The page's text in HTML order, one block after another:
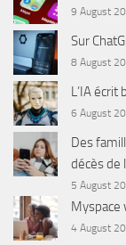
9 August
Sur
8 August
L’IA
6 August
Des
décès de
5 August
Myspace
4 August